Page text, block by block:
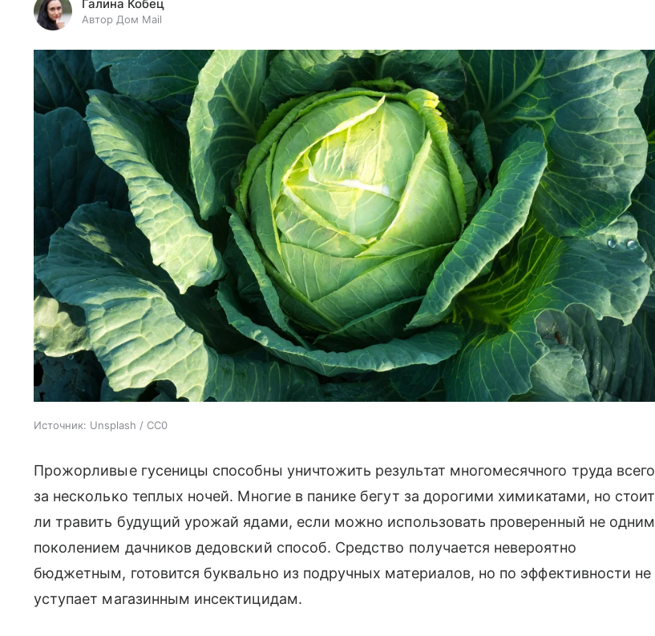
Галина Кобец
Автор Дом Mail
Источник: Unsplash / CC0
Прожорливые гусеницы способны уничтожить результат многомесячного труда всего
за несколько теплых ночей. Многие в панике бегут за дорогими химикатами, но стоит
ли травить будущий урожай ядами, если можно использовать проверенный не одним
поколением дачников дедовский способ. Средство получается невероятно
бюджетным, готовится буквально из подручных материалов, но по эффективности не
уступает магазинным инсектицидам.